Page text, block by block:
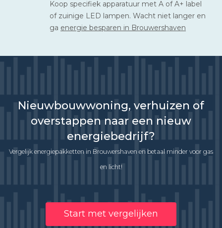
Koop specifiek apparatuur met A of A+ label
of zuinige LED lampen. Wacht niet langer en
ga energie besparen in Brouwershaven
Nieuwbouwwoning, verhuizen of
overstappen naar een nieuw
energiebedrijf?
Vergelijk energiepakketten in Brouwershaven en betaal minder voor gas
en licht!
Start met vergelijken